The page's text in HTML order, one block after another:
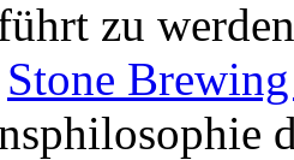
zu
Stone